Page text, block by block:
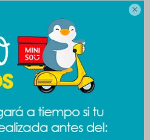

te pueden interesar